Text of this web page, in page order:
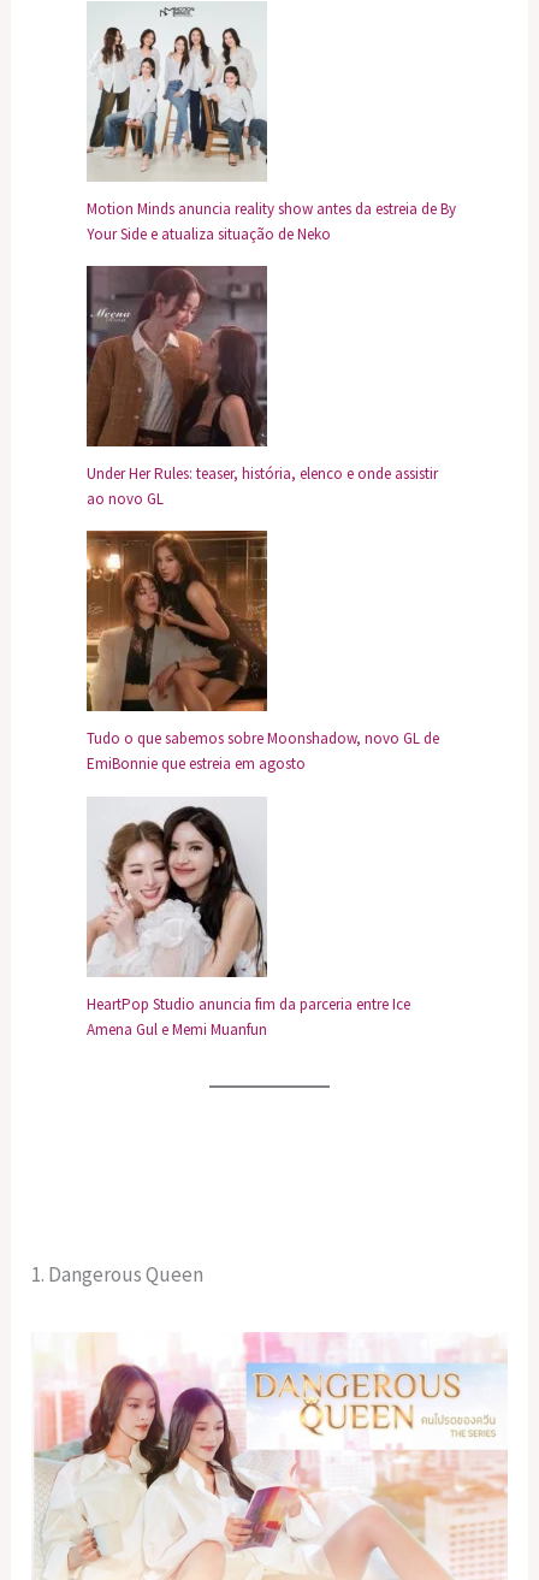
Motion Minds anuncia reality show antes da estreia de By
Your Side e atualiza situação de Neko
Under Her Rules: teaser, história, elenco e onde assistir
ao novo GL
Tudo o que sabemos sobre Moonshadow, novo GL de
EmiBonnie que estreia em agosto
HeartPop Studio anuncia fim da parceria entre Ice
Amena Gul e Memi Muanfun
1. Dangerous Queen